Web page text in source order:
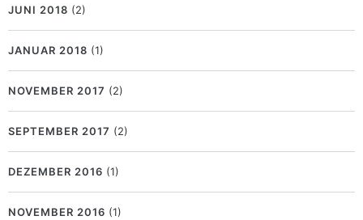
JUNI 2018 (2)
JANUAR 2018 (1)
NOVEMBER 2017 (2)
SEPTEMBER 2017 (2)
DEZEMBER 2016 (1)
NOVEMBER 2016 (1)